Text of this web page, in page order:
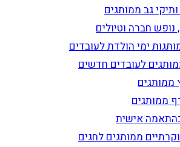
גב ממותגים
נופש חברה וטיולים
ימי הולדת לעובדים
לעובדים חדשים
ממותגים
ממותגים
אישית
ממותגים לחגים